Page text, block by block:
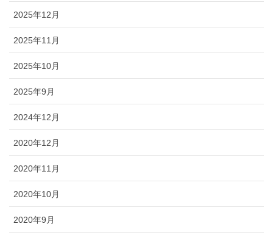
2025年12月
2025年11月
2025年10月
2025年9月
2024年12月
2020年12月
2020年11月
2020年10月
2020年9月